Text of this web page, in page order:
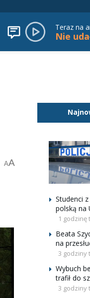
Teraz na
AA
Studenci
polską na
1 godzinę
Beata
na
3 godziny
Wybuch
trafił do
3 godziny